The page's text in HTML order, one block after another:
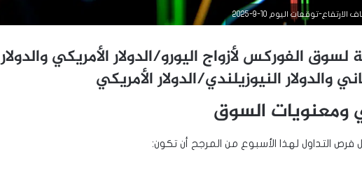
توقعات اليوم 10-9-2025
الفوركس لأزواج اليورو/الدولار الأمريكي والدولار
والدولار النيوزيلندي/الدولار الأمريكي
ومعنويات السوق